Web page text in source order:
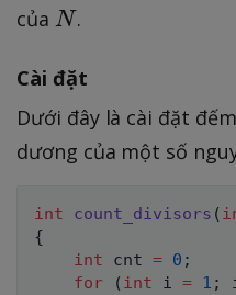
của N
N.
Cài đặt
Dưới đây là cài đặt
dương của một số
int count_divisors (
{
int cnt = 0 ;
for
( int i = 1 ;